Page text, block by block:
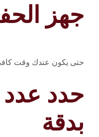
جهز
حتى يكون عندك وقت
حدد عدد
بدقة